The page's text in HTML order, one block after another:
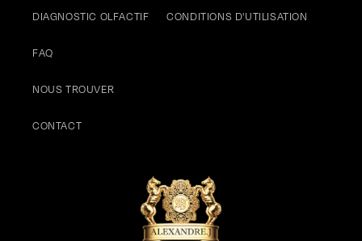
DIAGNOSTIC OLFACTIF
FAQ
NOUS TROUVER
CONTACT
CONDITIONS D'UTILISATION